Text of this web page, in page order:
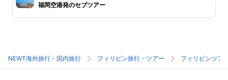
福岡空港発のセブツアー
NEWT海外旅行・国内旅行 フィリピン旅行・ツアー フィリピンツア